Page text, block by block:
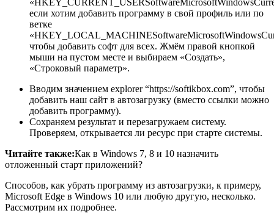
если хотим добавить программу в свой профиль или по
ветке
чтобы добавить софт для всех. Жмём правой кнопкой
мыши на пустом месте и выбираем «Создать»,
«Строковый параметр».
Вводим значением explorer “https://softikbox.com”, чтобы
добавить наш сайт в автозагрузку (вместо ссылки можно
добавить программу).
Сохраняем результат и перезагружаем систему.
Проверяем, открывается ли ресурс при старте системы.
Читайте также:Как в Windows 7, 8 и 10 назначить
отложенный старт приложений?
Способов, как убрать программу из автозагрузки, к примеру,
Microsoft Edge в Windows 10 или любую другую, несколько.
Рассмотрим их подробнее.